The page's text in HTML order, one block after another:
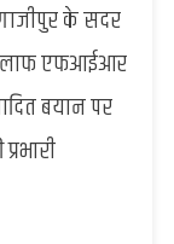
के सदर
एफआईआर
बयान पर